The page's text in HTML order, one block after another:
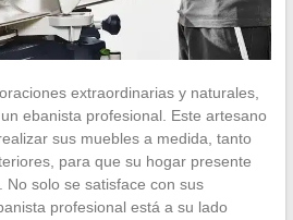
extraordinarias y naturales,
ebanista profesional. Este artesano
sus muebles a medida, tanto
para que su hogar presente
No solo se satisface con sus
profesional está a su lado